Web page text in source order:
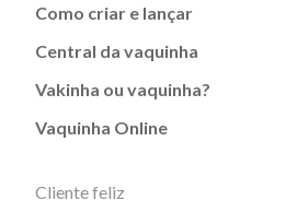
Como criar e lançar
Central da vaquinha
Vakinha ou vaquinha?
Vaquinha Online
Cliente feliz